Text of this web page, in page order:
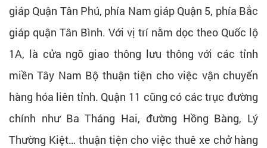
giáp Quận Tân Phú, phía Nam giáp Quận 5, phía Bắc
giáp quận Tân Bình. Với vị trí nằm dọc theo Quốc lộ
1A, là cửa ngõ giao thông lưu thông với các tỉnh
miền Tây Nam Bộ thuận tiện cho việc vận chuyển
hàng hóa liên tỉnh. Quận 11 cũng có các trục đường
chính như Ba Tháng Hai, đường Hồng Bàng, Lý
Thường Kiệt… thuận tiện cho việc thuê xe chở hàng